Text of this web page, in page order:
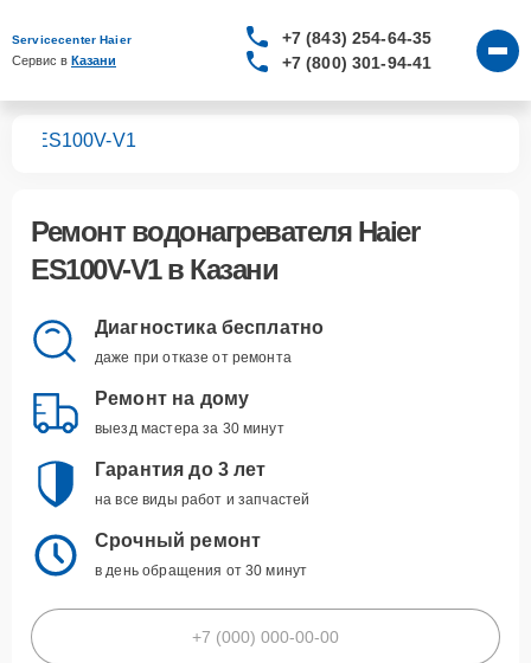
Servicecenter Haier
Сервис в Казани
+7 (843) 254-64-35
+7 (800) 301-94-41
ES100V-V1
Ремонт водонагревателя Haier
ES100V-V1в Казани
Диагностика бесплатно
даже при отказе от ремонта
Ремонт на дому
выезд мастера за 30 минут
Гарантия до 3 лет
на все виды работ и запчастей
Срочный ремонт
в день обращения от 30 минут